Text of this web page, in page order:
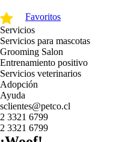
Favoritos
Servicios
Servicios para mascotas
Grooming Salon
Entrenamiento positivo
Servicios veterinarios
Adopción
Ayuda
sclientes@petco.cl
2 3321 6799
2 3321 6799